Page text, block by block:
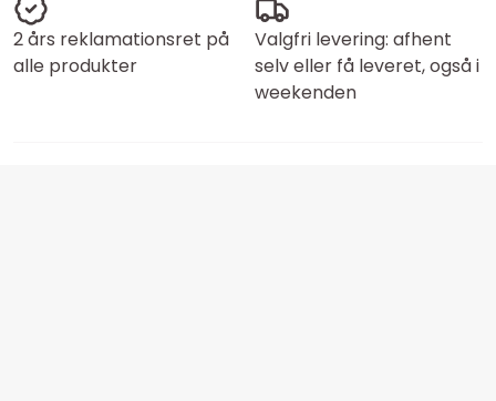
2 års reklamationsret på
alle produkter
Valgfri levering: afhent
selv eller få leveret, også i
weekenden